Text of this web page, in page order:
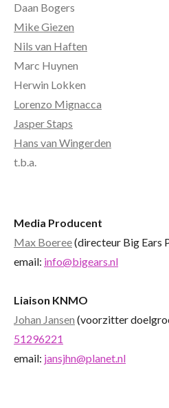
Daan Bogers
Mike Giezen
Nils van Haften
Marc Huynen
Herwin Lokken
Lorenzo Mignacca
Jasper Staps
Hans van Wingerden
t.b.a.
Media Producent
Max Boeree(directeur Big Ears
email: info@bigears.nl
Liaison KNMO
Johan Jansen (voorzitter
51296221
email: jansjhn@planet.nl